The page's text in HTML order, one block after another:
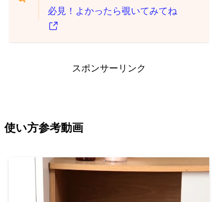
必見！よかったら覗いてみてね
スポンサーリンク
使い方参考動画